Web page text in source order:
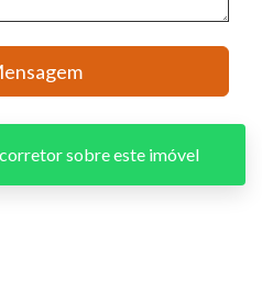
sobre este imóvel